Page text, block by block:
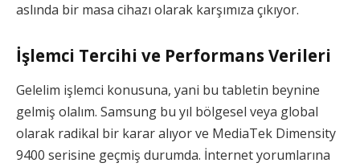
aslında bir masa cihazı olarak karşımıza çıkıyor.
İşlemci Tercihi ve Performans Verileri
Gelelim işlemci konusuna, yani bu tabletin beynine
gelmiş olalım. Samsung bu yıl bölgesel veya global
olarak radikal bir karar alıyor ve MediaTek Dimensity
9400 serisine geçmiş durumda. İnternet yorumlarına